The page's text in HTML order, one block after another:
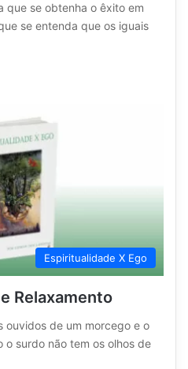
que se obtenha o êxito em
se entenda que os iguais
Espiritualidade X Ego
Relaxamento
ouvidos de um morcego e o
o surdo não tem os olhos de